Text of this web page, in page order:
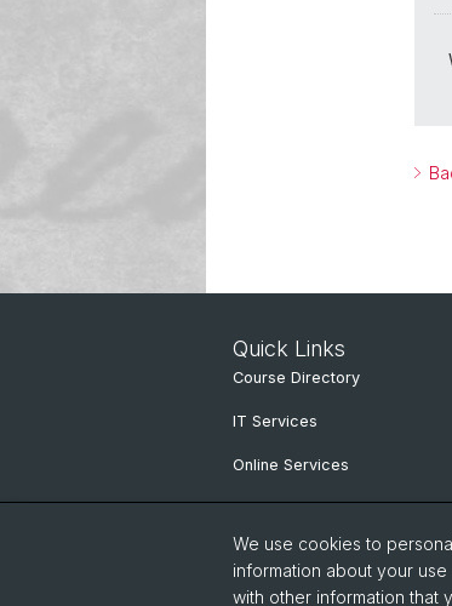
Quick Links
Course Directory
IT Services
Online Services
People search
We use cookies to
information about your
with other information that